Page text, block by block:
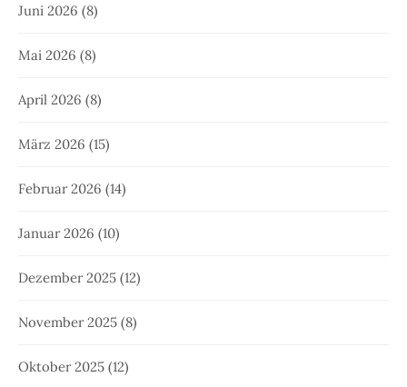
Juni 2026 (8)
Mai 2026 (8)
April 2026 (8)
März 2026 (15)
Februar 2026 (14)
Januar 2026 (10)
Dezember 2025 (12)
November 2025 (8)
Oktober 2025 (12)